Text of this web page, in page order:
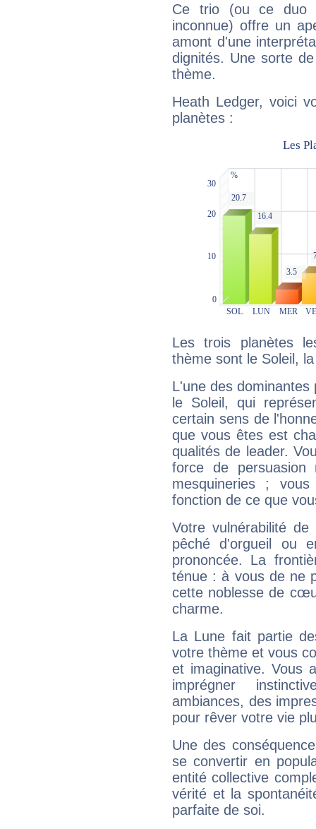
Ce trio (ou ce duo
inconnue) offre un
amont d'une
dignités. Une sorte
thème.
Heath Ledger, voici
planètes :
Les trois planètes
thème sont le Soleil,
L'une des
le Soleil, qui
certain sens de
que vous êtes est
qualités de leader.
force de
mesquineries ;
fonction de ce que
Votre vulnérabilité
pêché d'orgueil ou
prononcée. La
ténue : à vous de ne
cette noblesse de
charme.
La Lune fait partie
votre thème et vous
et imaginative. Vous
imprégner
ambiances, des
pour rêver votre vie
Une des
se convertir en
entité collective
vérité et la
parfaite de soi.